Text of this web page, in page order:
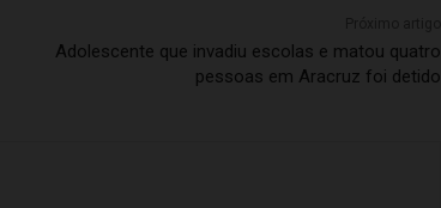
Adolescente que invadiu escolas e matou quatro
pessoas em Aracruz foi detido